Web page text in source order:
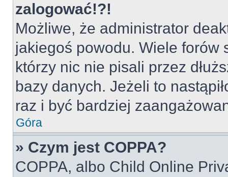
zalogować!?!
Możliwe, że administrator
jakiegoś powodu. Wiele forów
którzy nic nie pisali przez
bazy danych. Jeżeli to
raz i być bardziej
Góra
» Czym jest COPPA?
COPPA, albo Child Online